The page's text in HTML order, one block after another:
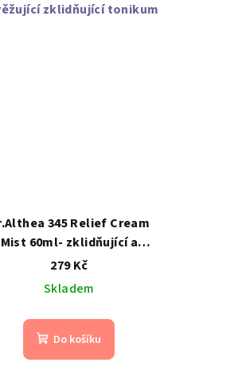
zklidňující tonikum
345 Relief Cream
Mist 60ml- zklidňující a
krémová pleťová
mlha
279 Kč
Skladem
Do košíku